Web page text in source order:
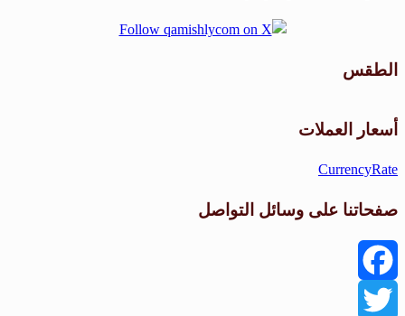
الطقس
أسعار العملات
CurrencyRate
صفحاتنا على وسائل التواصل
Facebook